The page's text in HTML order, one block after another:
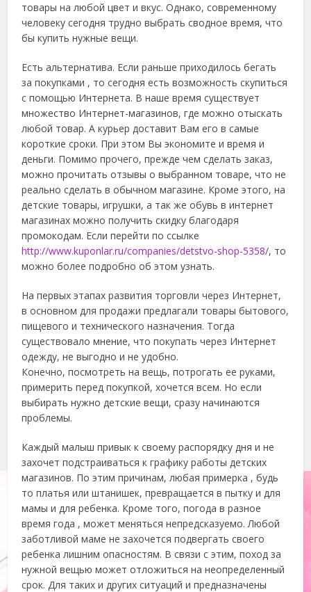
товары на любой цвет и вкус. Однако, современному
человеку сегодня трудно выбрать сводное время, что
бы купить нужные вещи.
Есть альтернатива. Если раньше приходилось бегать
за покупками , то сегодня есть возможность скупиться
с помощью Интернета. В наше время существует
множество Интернет-магазинов, где можно отыскать
любой товар. А курьер доставит Вам его в самые
короткие сроки. При этом Вы экономите и время и
деньги. Помимо прочего, прежде чем сделать заказ,
можно прочитать отзывы о выбранном товаре, что не
реально сделать в обычном магазине. Кроме этого, на
детские товары, игрушки, а так же обувь в интернет
магазинах можно получить скидку благодаря
промокодам. Если перейти по ссылке
http://www.kuponlar.ru/companies/detstvo-shop-5358/, то
можно более подробно об этом узнать.
На первых этапах развития торговли через Интернет,
в основном для продажи предлагали товары бытового,
пищевого и технического назначения. Тогда
существовало мнение, что покупать через Интернет
одежду, не выгодно и не удобно.
Конечно, посмотреть на вещь, потрогать ее руками,
примерить перед покупкой, хочется всем. Но если
выбирать нужно детские вещи, сразу начинаются
проблемы.
Каждый малыш привык к своему распорядку дня и не
захочет подстраиваться к графику работы детских
магазинов. По этим причинам, любая примерка , будь
то платья или штанишек, превращается в пытку и для
мамы и для ребенка. Кроме того, погода в разное
время года , может меняться непредсказуемо. Любой
заботливой маме не захочется подвергать своего
ребенка лишним опасностям. В связи с этим, поход за
нужной вещью может отложиться на неопределенный
срок. Для таких и других ситуаций и предназначены